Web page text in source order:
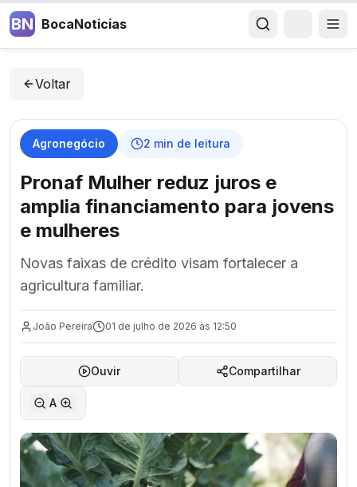
BN BocaNoticias
Voltar
Agronegócio 2 min de leitura
Pronaf Mulher reduz juros e
amplia financiamento para jovens
e mulheres
Novas faixas de crédito visam fortalecer a
agricultura familiar.
João Pereira 01 de julho de 2026 às 12:50
Ouvir Compartilhar
A